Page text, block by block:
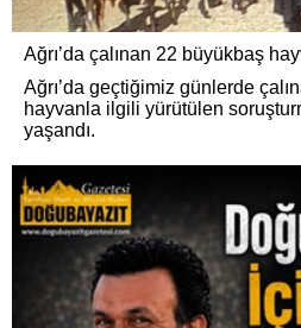
Ağrı’da çalınan 22 büyükbaş
Ağrı’da geçtiğimiz günlerde
hayvanla ilgili yürütülen
yaşandı.